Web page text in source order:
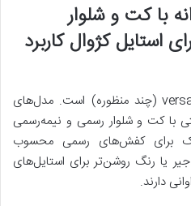
با کت و شلوار
استایل کژوال کاربرد
نیم‌بوت چلسی مردانه بسیار versatile (چند منظوره) است. مدل‌های
با کت و شلوار رسمی و نیمه‌رسمی
برای کفش‌های رسمی محسوب
یا رنگ روشن‌تر برای استایل‌های
دارند.